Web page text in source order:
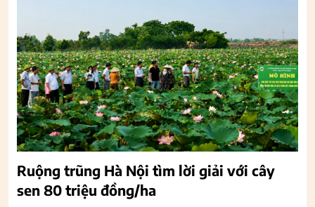
Ruộng trũng Hà Nội tìm lời giải với cây
sen 80 triệu đồng/ha